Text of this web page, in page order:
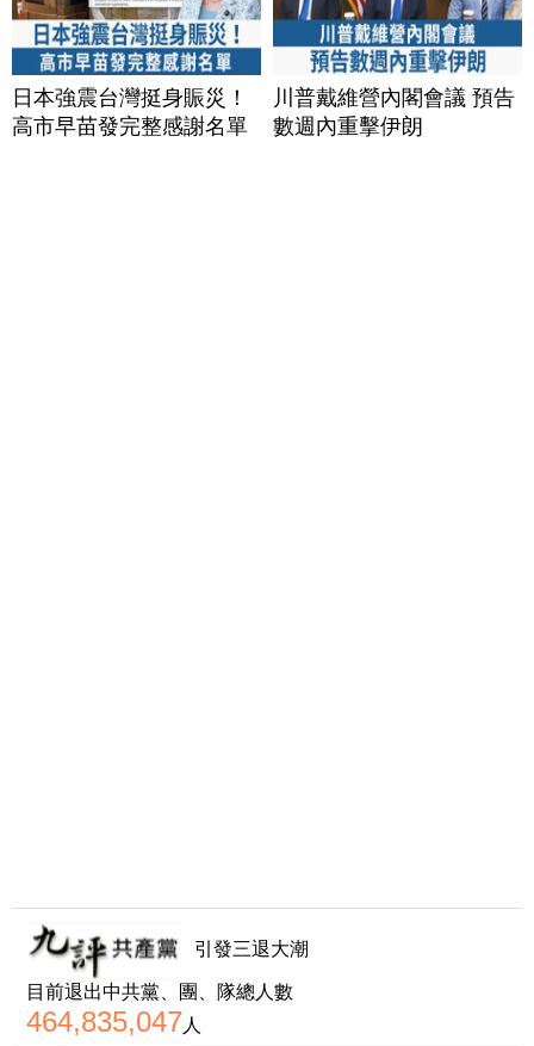
日本強震台灣挺身賑災！
高市早苗發完整感謝名單
川普戴維營內閣會議 預告
數週內重擊伊朗
引發三退大潮
目前退出中共黨、團、隊總人數
464,835,047人